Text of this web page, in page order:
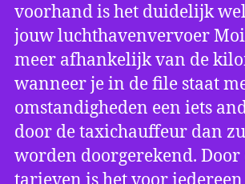
voorhand is het duidelijk
jouw luchthavenvervoer
meer afhankelijk van de
wanneer je in de file staat
omstandigheden een iets
door de taxichauffeur dan
worden doorgerekend. Door